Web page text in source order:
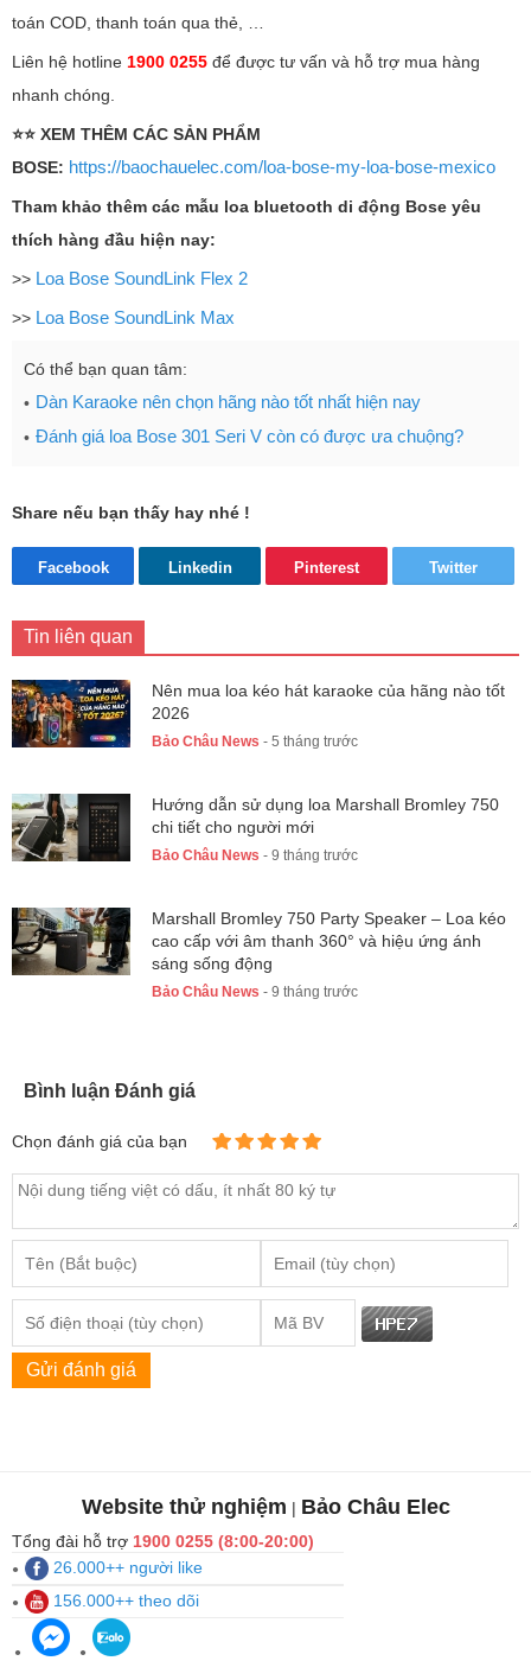
toán COD, thanh toán qua thẻ, …
Liên hệ hotline 1900 0255 để được tư vấn và hỗ trợ mua hàng
nhanh chóng.
⭐⭐ XEM THÊM CÁC SẢN PHẨM
BOSE: https://baochauelec.com/loa-bose-my-loa-bose-mexico
Tham khảo thêm các mẫu loa bluetooth di động Bose yêu
thích hàng đầu hiện nay:
>> Loa Bose SoundLink Flex 2
>> Loa Bose SoundLink Max
Có thể bạn quan tâm:
Dàn Karaoke nên chọn hãng nào tốt nhất hiện nay
Đánh giá loa Bose 301 Seri V còn có được ưa chuộng?
Share nếu bạn thấy hay nhé !
Facebook Linkedin Pinterest Twitter
Tin liên quan
Nên mua loa kéo hát karaoke của hãng nào tốt
2026
Bảo Châu News - 5 tháng trước
Hướng dẫn sử dụng loa Marshall Bromley 750
chi tiết cho người mới
Bảo Châu News - 9 tháng trước
Marshall Bromley 750 Party Speaker – Loa kéo
cao cấp với âm thanh 360° và hiệu ứng ánh
sáng sống động
Bảo Châu News - 9 tháng trước
Bình luận Đánh giá
Chọn đánh giá của bạn
Gửi đánh giá
Website thử nghiệm | Bảo Châu Elec
Tổng đài hỗ trợ 1900 0255 (8:00-20:00)
26.000++ người like
156.000++ theo dõi